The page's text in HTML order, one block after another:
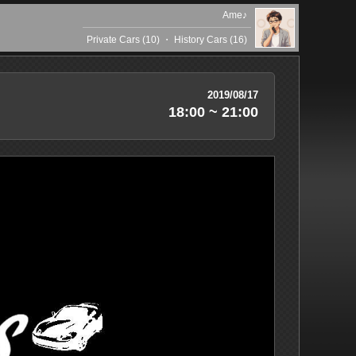
Ame♪
Private Cars (10) ・ History Cars (16)
2019/08/17
18:00 ~ 21:00